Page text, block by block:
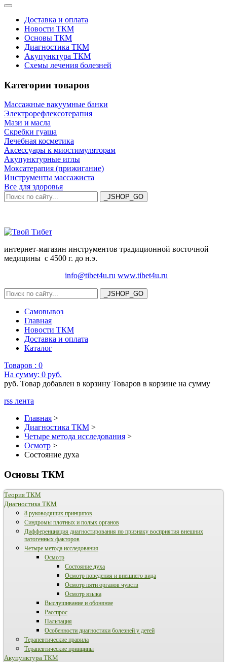
Доставка и оплата
Новости ТКМ
Основы ТКМ
Диагностика ТКМ
Акупунктура ТКМ
Схемы лечения болезней
Категории товаров
Массажные вакуумные банки
Электрорефлексотерапия
Мази и масла
Скребки гуаша
Лечебная косметика
Аксессуары к миостимуляторам
Акупунктурные иглы
Моксатерапия (прижигание)
Инструменты массажиста
Все для здоровья
интернет-магазин инструментов традиционной восточной
медицины с 4500 г. до н.э.
info@tibet4u.ru www.tibet4u.ru
Самовывоз
Главная
Новости ТКМ
Доставка и оплата
Каталог
Товаров : 0
На сумму: 0 руб.
руб. Товар добавлен в корзину Товаров в корзине на сумму
rss лента
Главная >
Диагностика ТКМ >
Четыре метода исследования >
Осмотр >
Состояние духа
Основы ТКМ
Теория ТКМ
Диагностика ТКМ
8 руководящих принципов
Синдромы плотных и полых органов
Дифференциация диагностирования по признаку восприятия внешних
патогенных факторов
Четыре метода исследования
Осмотр
Состояние духа
Осмотр поведения и внешнего вида
Осмотр пяти органов чувств
Осмотр языка
Выслушивание и обоняние
Расспрос
Пальпация
Особенности диагностики болезней у детей
Терапевтические правила
Терапевтические принципы
Акупунктура ТКМ